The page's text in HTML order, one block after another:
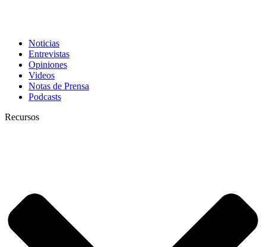
Noticias
Entrevistas
Opiniones
Videos
Notas de Prensa
Podcasts
Recursos